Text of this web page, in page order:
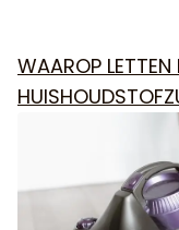
WAAROP LETTEN